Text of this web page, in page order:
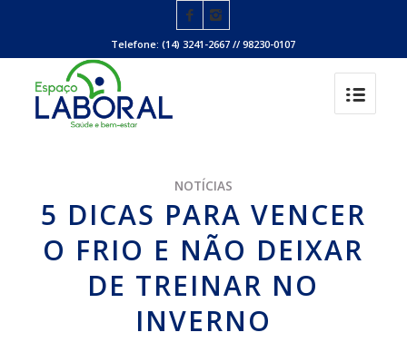
Telefone: (14) 3241-2667 // 98230-0107
NOTÍCIAS
5 DICAS PARA VENCER
O FRIO E NÃO DEIXAR
DE TREINAR NO
INVERNO